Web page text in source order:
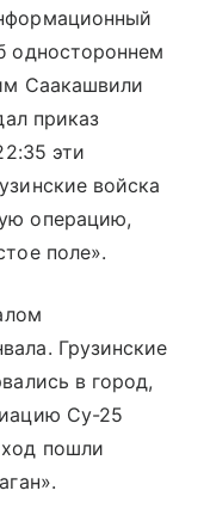
одностороннем
Саакашвили
приказ
эти
войска
операцию,
поле».
Грузинские
в город,
Су-25
пошли